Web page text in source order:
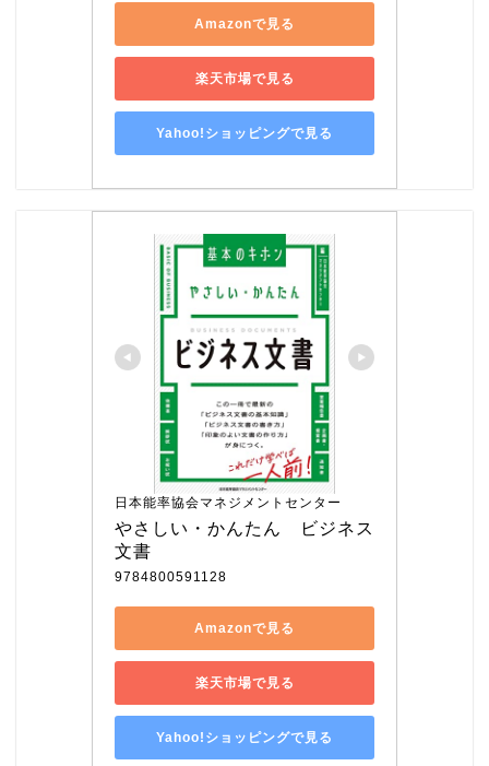
Amazonで見る
楽天市場で見る
Yahoo!ショッピングで見る
日本能率協会マネジメントセンター
やさしい・かんたん　ビジネス
文書
9784800591128
Amazonで見る
楽天市場で見る
Yahoo!ショッピングで見る